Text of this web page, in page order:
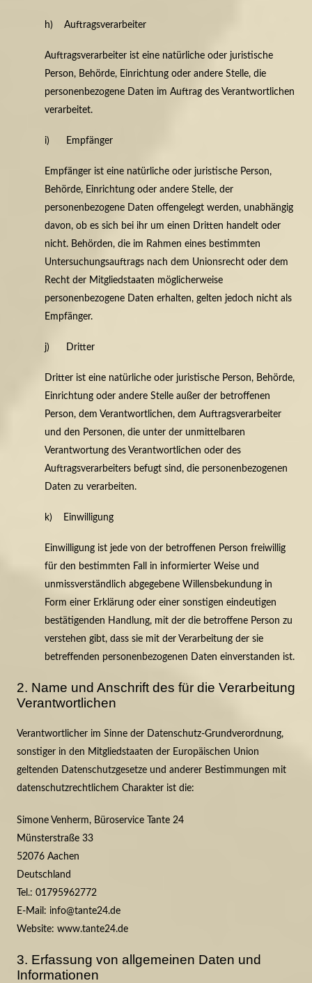
h) Auftragsverarbeiter
Auftragsverarbeiter ist eine natürliche oder juristische
Person, Behörde, Einrichtung oder andere Stelle, die
personenbezogene Daten im Auftrag des Verantwortlichen
verarbeitet.
i) Empfänger
Empfänger ist eine natürliche oder juristische Person,
Behörde, Einrichtung oder andere Stelle, der
personenbezogene Daten offengelegt werden, unabhängig
davon, ob es sich bei ihr um einen Dritten handelt oder
nicht. Behörden, die im Rahmen eines bestimmten
Untersuchungsauftrags nach dem Unionsrecht oder dem
Recht der Mitgliedstaaten möglicherweise
personenbezogene Daten erhalten, gelten jedoch nicht als
Empfänger.
j) Dritter
Dritter ist eine natürliche oder juristische Person, Behörde,
Einrichtung oder andere Stelle außer der betroffenen
Person, dem Verantwortlichen, dem Auftragsverarbeiter
und den Personen, die unter der unmittelbaren
Verantwortung des Verantwortlichen oder des
Auftragsverarbeiters befugt sind, die personenbezogenen
Daten zu verarbeiten.
k) Einwilligung
Einwilligung ist jede von der betroffenen Person freiwillig
für den bestimmten Fall in informierter Weise und
unmissverständlich abgegebene Willensbekundung in
Form einer Erklärung oder einer sonstigen eindeutigen
bestätigenden Handlung, mit der die betroffene Person zu
verstehen gibt, dass sie mit der Verarbeitung der sie
betreffenden personenbezogenen Daten einverstanden ist.
2. Name und Anschrift des für die Verarbeitung
Verantwortlichen
Verantwortlicher im Sinne der Datenschutz-Grundverordnung,
sonstiger in den Mitgliedstaaten der Europäischen Union
geltenden Datenschutzgesetze und anderer Bestimmungen mit
datenschutzrechtlichem Charakter ist die:
Simone Venherm, Büroservice Tante 24
Münsterstraße 33
52076 Aachen
Deutschland
Tel.: 01795962772
E-Mail: info@tante24.de
Website: www.tante24.de
3. Erfassung von allgemeinen Daten und
Informationen